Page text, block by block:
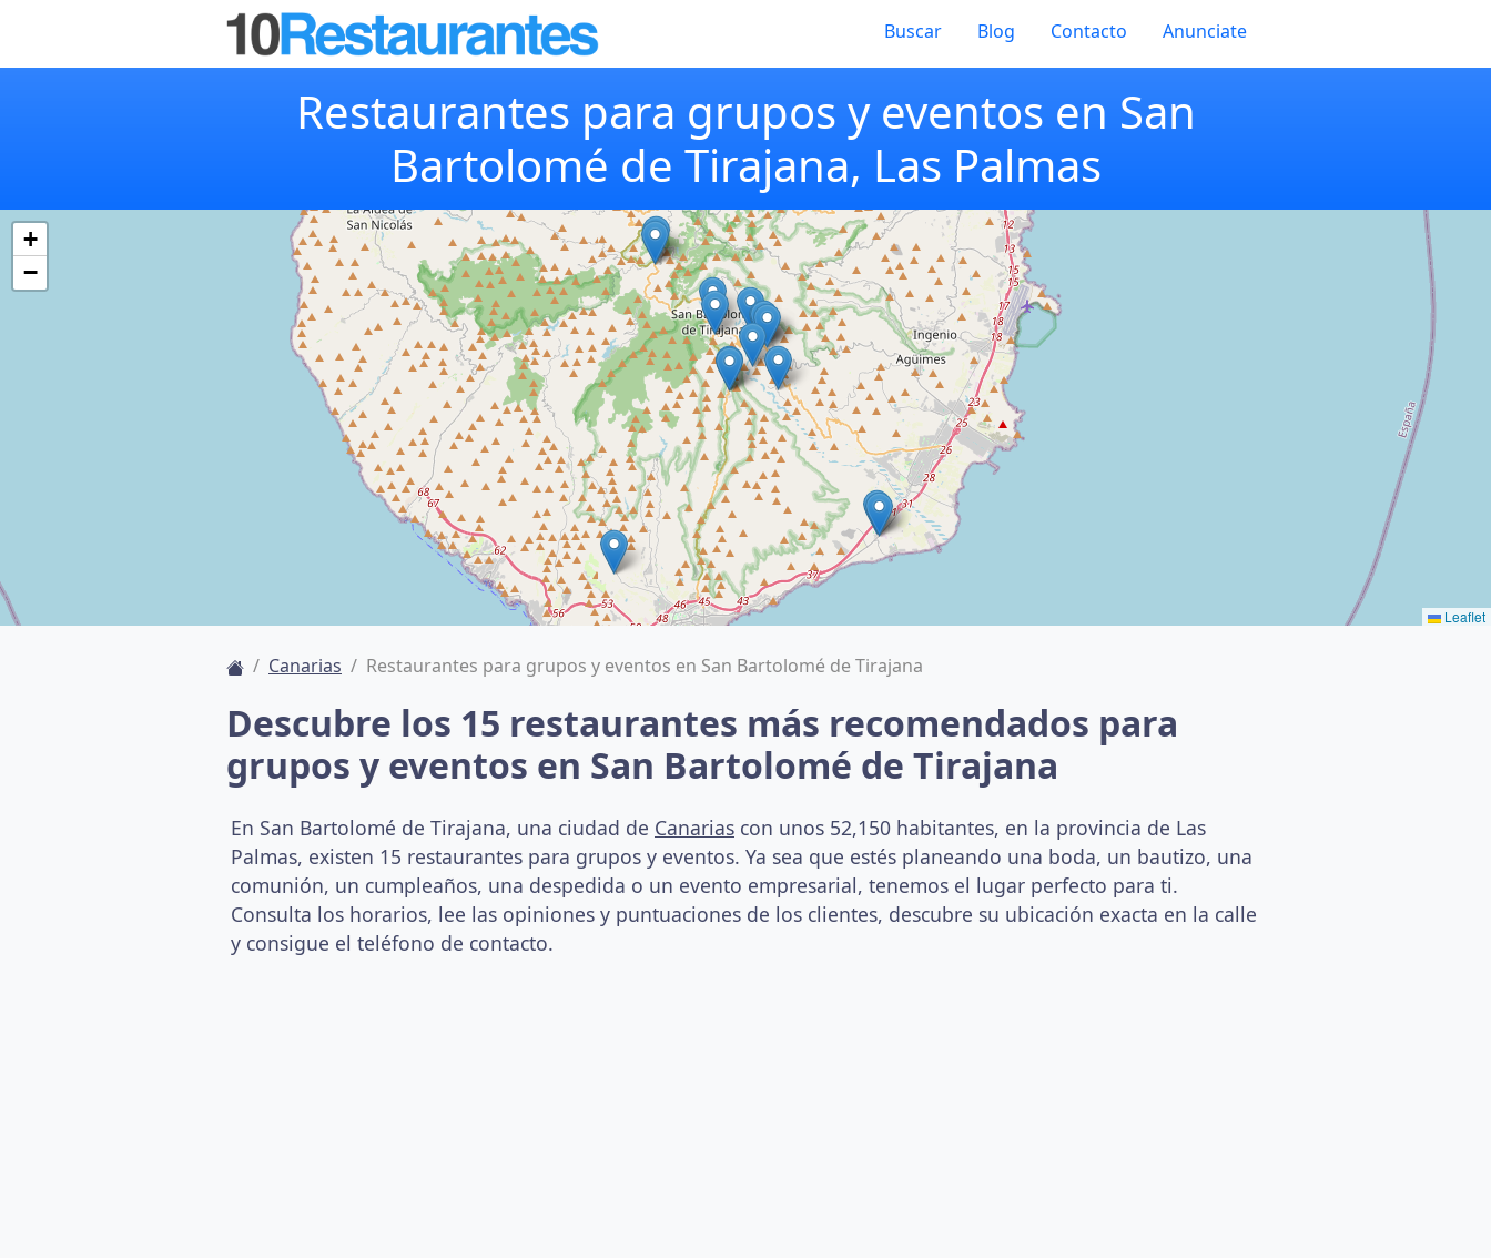
Buscar Blog Contacto Anunciate
Restaurantes para grupos y eventos en San
Bartolomé de Tirajana, Las Palmas
+
−
Leaflet
Canarias Restaurantes para grupos y eventos en San Bartolomé de Tirajana
Descubre los 15 restaurantes más recomendados para
grupos y eventos en San Bartolomé de Tirajana
En San Bartolomé de Tirajana, una ciudad de Canarias con unos 52,150 habitantes, en la provincia de Las
Palmas, existen 15 restaurantes para grupos y eventos. Ya sea que estés planeando una boda, un bautizo, una
comunión, un cumpleaños, una despedida o un evento empresarial, tenemos el lugar perfecto para ti.
Consulta los horarios, lee las opiniones y puntuaciones de los clientes, descubre su ubicación exacta en la calle
y consigue el teléfono de contacto.